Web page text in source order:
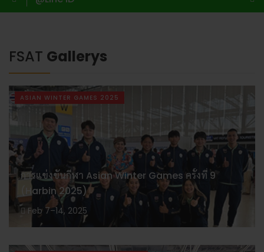
FSAT Gallerys
ASIAN WINTER GAMES 2025
การแข่งขันกีฬา Asian Winter Games ครั้งที่ 9
(Harbin 2025)
Feb 7–14, 2025